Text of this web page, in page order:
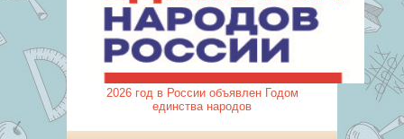
2026 год в России объявлен Годом
единства народов